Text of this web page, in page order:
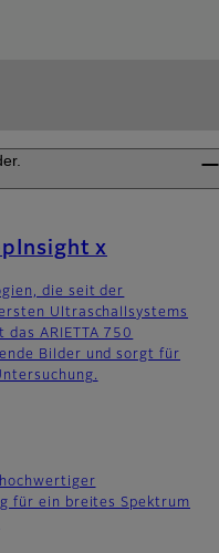
x
die seit der
Ultraschallsystems
ARIETTA 750
Bilder und sorgt für
für ein breites Spektrum